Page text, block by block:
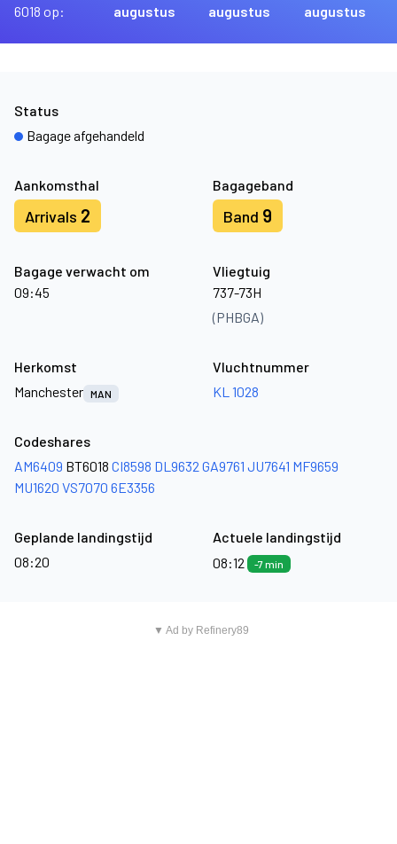
6018 op:
augustus
augustus
augustus
Aankomsthal
Arrivals 2
Bagageband
Band 9
Bagage verwacht om
09:45
Vliegtuig
737-73H
(PHBGA)
Status
Bagage afgehandeld
Herkomst
Manchester MAN
Vluchtnummer
KL 1028
Codeshares
AM6409 BT6018 CI8598 DL9632 GA9761 JU7641 MF9659
MU1620 VS7070 6E3356
Geplande landingstijd
08:20
Actuele landingstijd
08:12
-7 min
▼ Ad by Refinery89